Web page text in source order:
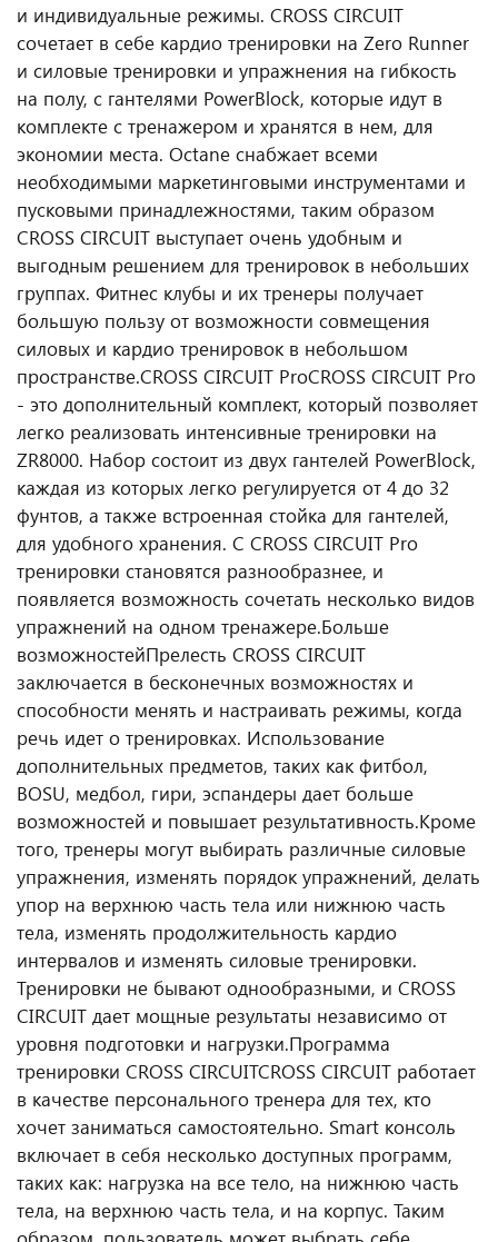
и индивидуальные режимы. CROSS CIRCUIT
сочетает в себе кардио тренировки на Zero Runner
и силовые тренировки и упражнения на гибкость
на полу, с гантелями PowerBlock, которые идут в
комплекте с тренажером и хранятся в нем, для
экономии места. Octane снабжает всеми
необходимыми маркетинговыми инструментами и
пусковыми принадлежностями, таким образом
CROSS CIRCUIT выступает очень удобным и
выгодным решением для тренировок в небольших
группах. Фитнес клубы и их тренеры получает
большую пользу от возможности совмещения
силовых и кардио тренировок в небольшом
пространстве.CROSS CIRCUIT ProCROSS CIRCUIT Pro
- это дополнительный комплект, который позволяет
легко реализовать интенсивные тренировки на
ZR8000. Набор состоит из двух гантелей PowerBlock,
каждая из которых легко регулируется от 4 до 32
фунтов, а также встроенная стойка для гантелей,
для удобного хранения. С CROSS CIRCUIT Pro
тренировки становятся разнообразнее, и
появляется возможность сочетать несколько видов
упражнений на одном тренажере.Больше
возможностейПрелесть CROSS CIRCUIT
заключается в бесконечных возможностях и
способности менять и настраивать режимы, когда
речь идет о тренировках. Использование
дополнительных предметов, таких как фитбол,
BOSU, медбол, гири, эспандеры дает больше
возможностей и повышает результативность.Кроме
того, тренеры могут выбирать различные силовые
упражнения, изменять порядок упражнений, делать
упор на верхнюю часть тела или нижнюю часть
тела, изменять продолжительность кардио
интервалов и изменять силовые тренировки.
Тренировки не бывают однообразными, и CROSS
CIRCUIT дает мощные результаты независимо от
уровня подготовки и нагрузки.Программа
тренировки CROSS CIRCUITCROSS CIRCUIT работает
в качестве персонального тренера для тех, кто
хочет заниматься самостоятельно. Smart консоль
включает в себя несколько доступных программ,
таких как: нагрузка на все тело, на нижнюю часть
тела, на верхнюю часть тела, и на корпус. Таким